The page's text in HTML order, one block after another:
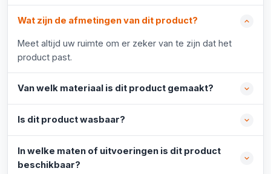
Wat zijn de afmetingen van dit product?
Meet altijd uw ruimte om er zeker van te zijn dat het
product past.
Van welk materiaal is dit product gemaakt?
Is dit product wasbaar?
In welke maten of uitvoeringen is dit product
beschikbaar?